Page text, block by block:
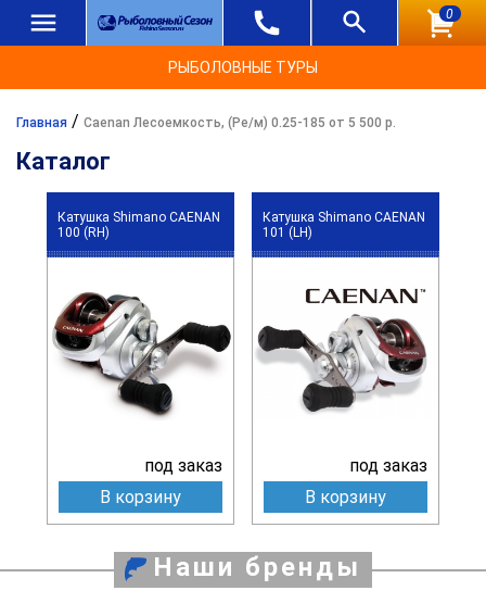
0
РЫБОЛОВНЫЕ ТУРЫ
Главная / Caenan Лесоемкость, (Ре/м) 0.25-185 от 5 500 р.
Каталог
Катушка Shimano CAENAN
100 (RH)
под заказ
В корзину
Катушка Shimano CAENAN
101 (LH)
под заказ
В корзину
Наши бренды